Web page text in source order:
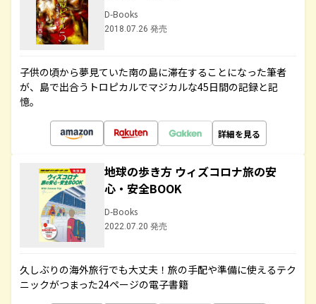
D-Books
2018.07.26 発売
子供の頃から夢見ていた南の島に滞在することになった筆者
が、島で出合うトロピカルでマジカルな45日間の記録と記
憶。
詳細を見る
地球の歩き方 ウィズコロナ旅の安
心・安全BOOK
D-Books
2022.07.20 発売
久しぶりの海外旅行でも大丈夫！旅の手配や準備に使えるテク
ニックがつまった24ページの電子書籍